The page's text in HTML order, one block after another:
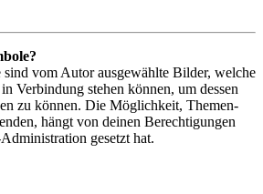
sind vom Autor ausgewählte Bilder, welche
Verbindung stehen können, um dessen
zu können. Die Möglichkeit, Themen-
hängt von deinen Berechtigungen
gesetzt hat.